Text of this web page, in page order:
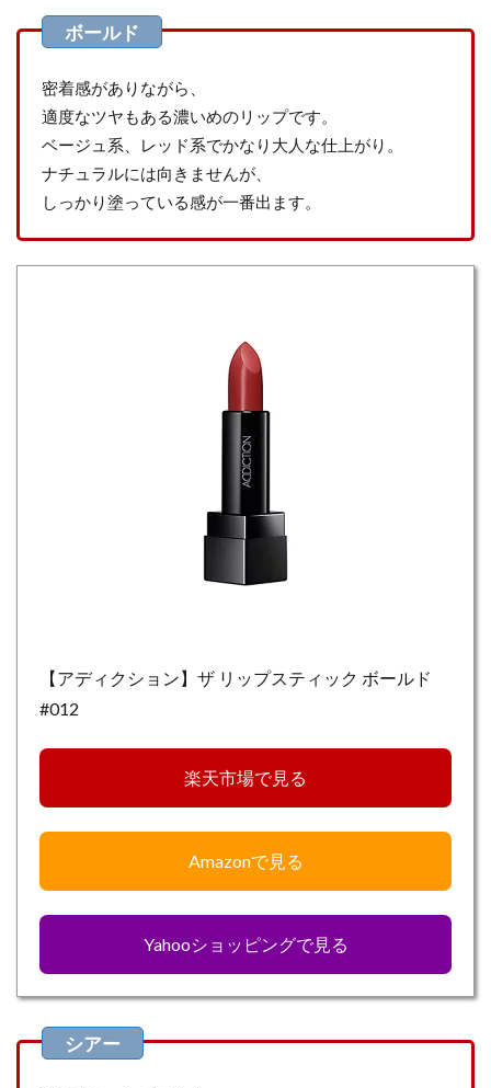
密着感がありながら、
適度なツヤもある濃いめのリップです。
ベージュ系、レッド系でかなり大人な仕上がり。
ナチュラルには向きませんが、
しっかり塗っている感が一番出ます。
【アディクション】ザ リップスティック ボールド
#012
楽天市場で見る
Amazonで見る
Yahooショッピングで見る